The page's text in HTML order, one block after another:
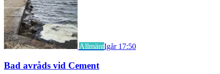
AllmäntIgår 17:50
Bad avråds vid Cement